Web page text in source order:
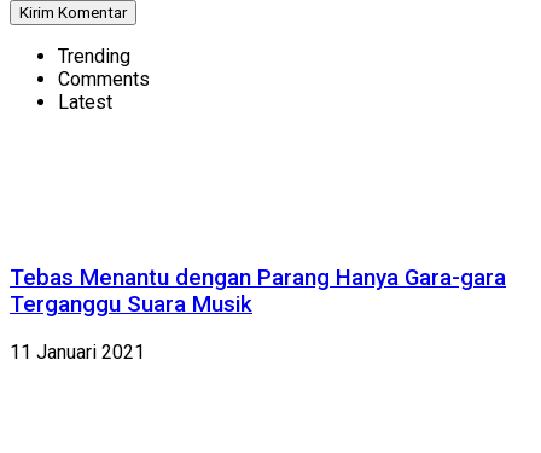
Trending
Comments
Latest
Tebas Menantu dengan Parang Hanya Gara-gara
Terganggu Suara Musik
11 Januari 2021